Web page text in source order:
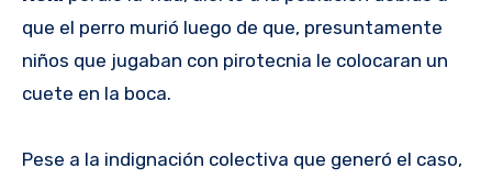
que el perro murió luego de que, presuntamente
niños que jugaban con pirotecnia le colocaran un
cuete en la boca.
Pese a la indignación colectiva que generó el caso,